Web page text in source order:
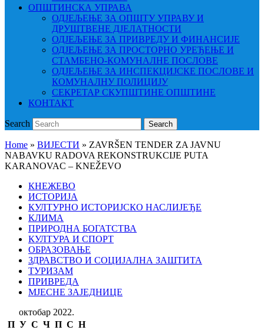
ОПШТИНСКА УПРАВА
ОДЈЕЉЕЊЕ ЗА ОПШТУ УПРАВУ И
ДРУШТВЕНЕ ДЈЕЛАТНОСТИ
ОДЈЕЉЕЊЕ ЗА ПРИВРЕДУ И ФИНАНСИЈЕ
ОДЈЕЉЕЊЕ ЗА ПРОСТОРНО УРЕЂЕЊЕ И
СТАМБЕНО-КОМУНАЛНЕ ПОСЛОВЕ
ОДЈЕЉЕЊЕ ЗА ИНСПЕКЦИЈСКЕ ПОСЛОВЕ И
КОМУНАЛНУ ПОЛИЦИЈУ
СЕКРЕТАР СКУПШТИНЕ ОПШТИНЕ
КОНТАКТ
Search Search
Home » ВИЈЕСТИ » ZAVRŠEN TENDER ZA JAVNU
NABAVKU RADOVA REKONSTRUKCIJE PUTA
KARANOVAC – KNEŽEVO
КНЕЖЕВО
ИСТОРИЈА
КУЛТУРНО ИСТОРИЈСКО НАСЛИЈЕЂЕ
КЛИМА
ПРИРОДНА БОГАТСТВА
КУЛТУРА И СПОРТ
ОБРАЗОВАЊЕ
ЗДРАВСТВО И СОЦИЈАЛНА ЗАШТИТА
ТУРИЗАМ
ПРИВРЕДА
МЈЕСНЕ ЗАЈЕДНИЦЕ
октобар 2022.
П У С Ч П С Н